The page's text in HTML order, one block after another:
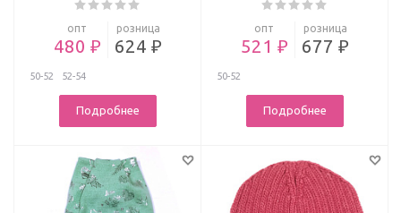
опт
480 ₽
розница
624 ₽
50-52 52-54
Подробнее
опт
521 ₽
розница
677 ₽
50-52
Подробнее